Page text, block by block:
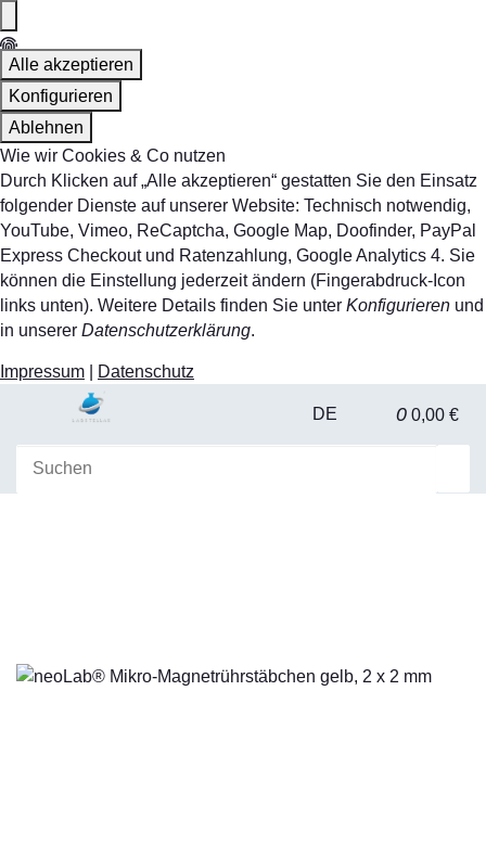
Alle akzeptieren
Konfigurieren
Ablehnen
Wie wir Cookies & Co nutzen
Durch Klicken auf „Alle akzeptieren“ gestatten Sie den Einsatz
folgender Dienste auf unserer Website: Technisch notwendig,
YouTube, Vimeo, ReCaptcha, Google Map, Doofinder, PayPal
Express Checkout und Ratenzahlung, Google Analytics 4. Sie
können die Einstellung jederzeit ändern (Fingerabdruck-Icon
links unten). Weitere Details finden Sie unter Konfigurieren und
in unserer Datenschutzerklärung.
Impressum Datenschutz
DE 0 0,00 €